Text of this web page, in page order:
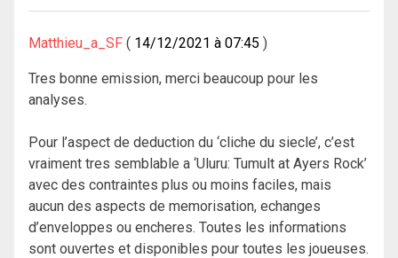
Matthieu_a_SF 14/12/2021 à 07:45
Tres bonne emission, merci beaucoup pour les
analyses.
Pour l’aspect de deduction du ‘cliche du siecle’, c’est
vraiment tres semblable a ‘Uluru: Tumult at Ayers Rock’
avec des contraintes plus ou moins faciles, mais
aucun des aspects de memorisation, echanges
d’enveloppes ou encheres. Toutes les informations
sont ouvertes et disponibles pour toutes les joueuses.